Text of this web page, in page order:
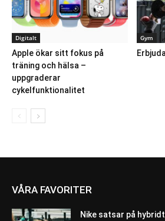
Digitalt
Apple ökar sitt fokus på
träning och hälsa –
uppgraderar
cykelfunktionalitet
Gym
VÅRA FAVORITER
Nike satsar på